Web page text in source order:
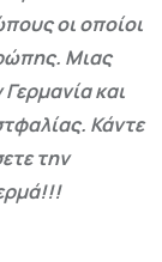
οι οποίοι
Μιας
και
Κάντε
την